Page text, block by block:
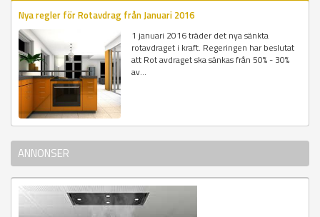
Nya regler för Rotavdrag från Januari 2016
1 januari 2016 träder det nya sänkta
rotavdraget i kraft. Regeringen har beslutat
att Rot avdraget ska sänkas från 50% - 30%
av...
ANNONSER